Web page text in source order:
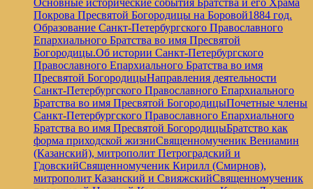
Основные исторические события Братства и его Храма
Покрова Пресвятой Богородицы на Боровой1884 год.
Образование Санкт-Петербургского Православного
Епархиального Братства во имя Пресвятой
Богородицы.Об истории Санкт-Петербургского
Православного Епархиального Братства во имя
Пресвятой БогородицыНаправления деятельности
Санкт-Петербургского Православного Епархиального
Братства во имя Пресвятой БогородицыПочетные члены
Санкт-Петербургского Православного Епархиального
Братства во имя Пресвятой БогородицыБратство как
форма приходской жизниСвященномученик Вениамин
(Казанский), митрополит Петроградский и
ГдовскийСвященномученик Кирилл (Смирнов),
митрополит Казанский и СвияжскийСвященномученик